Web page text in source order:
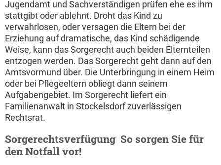
Jugendamt und Sachverständigen prüfen ehe es ihm
stattgibt oder ablehnt. Droht das Kind zu
verwahrlosen, oder versagen die Eltern bei der
Erziehung auf dramatische, das Kind schädigende
Weise, kann das Sorgerecht auch beiden Elternteilen
entzogen werden. Das Sorgerecht geht dann auf den
Amtsvormund über. Die Unterbringung in einem Heim
oder bei Pflegeeltern obliegt dann seinem
Aufgabengebiet. Im Sorgerecht liefert ein
Familienanwalt in Stockelsdorf zuverlässigen
Rechtsrat.
Sorgerechtsverfügung  So sorgen Sie für
den Notfall vor!